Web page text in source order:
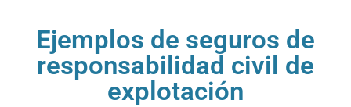
Ejemplos de seguros de
responsabilidad civil de
explotación